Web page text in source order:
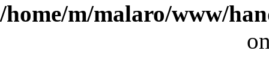
/home/m/malaro/www/